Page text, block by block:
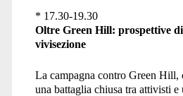
animale</span>
* 17.30-19.30
Oltre Green Hill: prospettive
vivisezione
La campagna contro Green Hill,
una battaglia chiusa tra attivisti e